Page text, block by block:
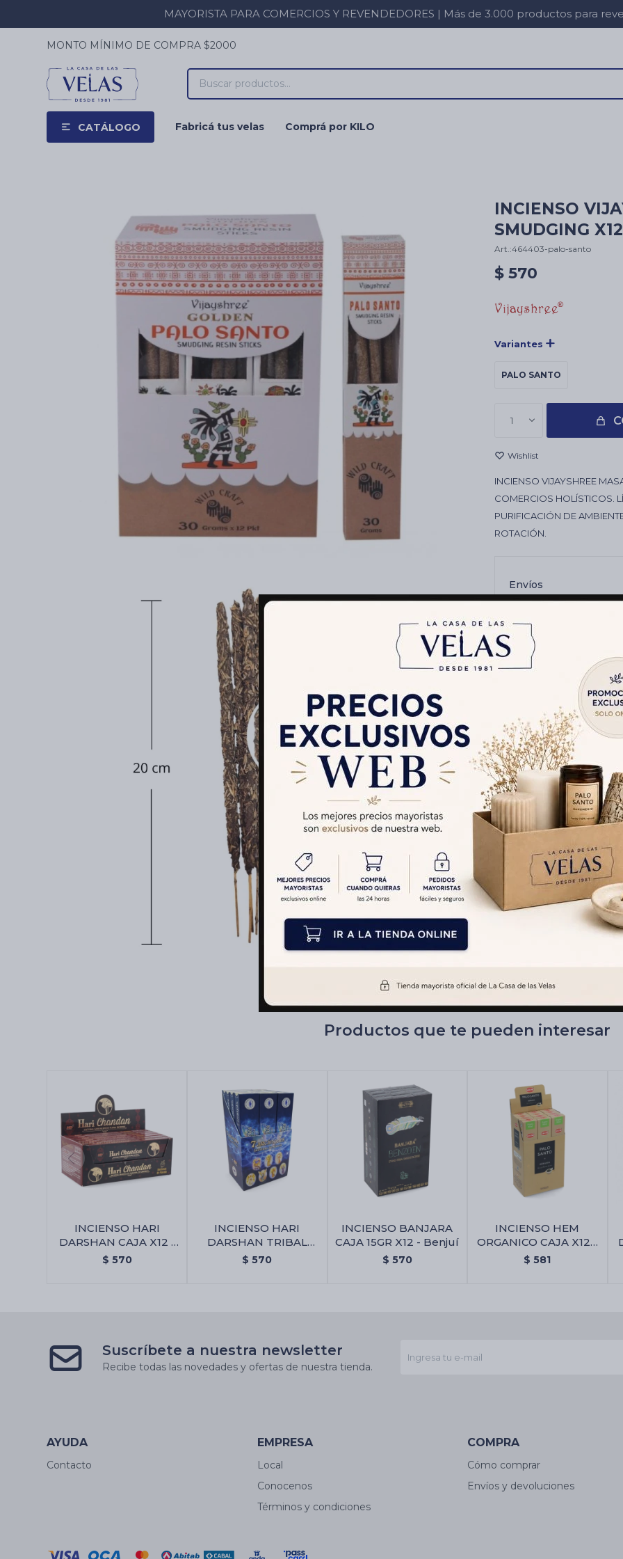
MAYORISTA PARA COMERCIOS Y REVENDEDORES | Más de 3.000 productos para
CATÁLOGO Fabricá tus velas Comprá por KILO
MONTO MÍNIMO DE COMPRA $2000
INCIENSO
SMUDGING
464403-palo-santo
$ 570
Variantes
PALO SANTO
1
INCIENSO VIJAYSHREE
COMERCIOS HOLÍSTICOS.
PURIFICACIÓN DE
ROTACIÓN.
Envíos
Cambios y
Medios de pago
Productos que te pueden interesar
INCIENSO HARI
DARSHAN CAJA X12 -
Chandan
$ 570
INCIENSO HARI
DARSHAN TRIBAL
SOUL CAJA X12 - 7
$ 570
INCIENSO BANJARA
CAJA 15GR X12 - Benjuí
$ 570
INCIENSO HEM
ORGANICO CAJA X12 -
Palo Santo/arruda
$ 581
Suscríbete a nuestra newsletter
Recibe todas las novedades y ofertas de nuestra tienda.
AYUDA
Contacto
EMPRESA
Local
Conocenos
Términos y condiciones
COMPRA
Cómo comprar
Envíos y devoluciones